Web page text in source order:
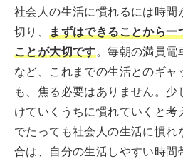
社会人の生活に慣れるには時間
切り、
まずはできることから一
ことが大切です。毎朝の満員電
など、これまでの生活とのギャ
も、焦る必要はありません。
けていくうちに慣れていくと考
でたっても社会人の生活に慣れ
合は、自分の生活しやすい時間